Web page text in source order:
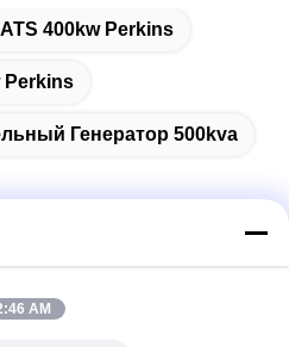
400kw Perkins
Perkins
Генератор 500kva
AM